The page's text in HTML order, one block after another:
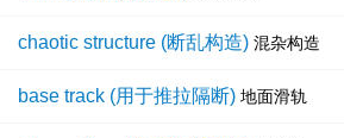
chaotic structure (断乱构造) 混杂构造
base track (用于推拉隔断) 地面滑轨